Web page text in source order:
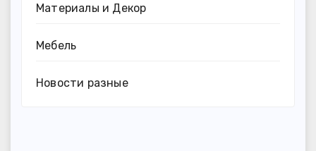
Материалы и Декор
Мебель
Новости разные